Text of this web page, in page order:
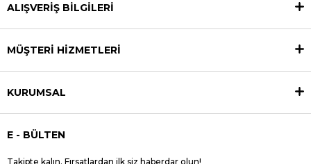
ALIŞVERİŞ BİLGİLERİ
MÜŞTERİ HİZMETLERİ
KURUMSAL
E - BÜLTEN
Takipte kalın. Fırsatlardan ilk siz haberdar olun!